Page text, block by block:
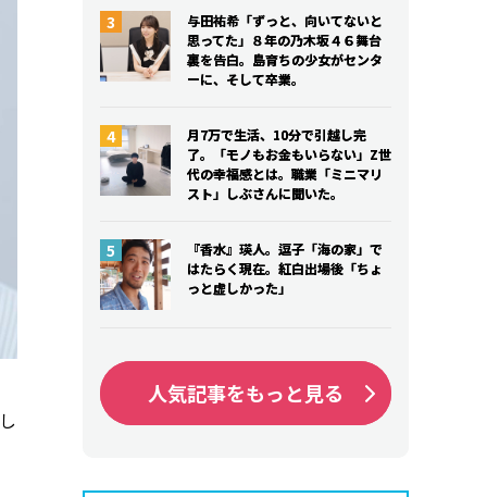
与田祐希「ずっと、向いてないと
思ってた」８年の乃木坂４６舞台
裏を告白。島育ちの少女がセンタ
ーに、そして卒業。
月7万で生活、10分で引越し完
了。「モノもお金もいらない」Z世
代の幸福感とは。職業「ミニマリ
スト」しぶさんに聞いた。
『香水』瑛人。逗子「海の家」で
はたらく現在。紅白出場後「ちょ
っと虚しかった」
人気記事をもっと見る
与田祐希「ずっと、向いてないと
思ってた」８年の乃木坂４６舞台
裏を告白。島育ちの少女がセンタ
ーに、そして卒業。
月7万で生活、10分で引越し完
了。「モノもお金もいらない」Z世
代の幸福感とは。職業「ミニマリ
スト」しぶさんに聞いた。
『香水』瑛人。逗子「海の家」で
はたらく現在。紅白出場後「ちょ
っと虚しかった」
人気記事をもっと見る